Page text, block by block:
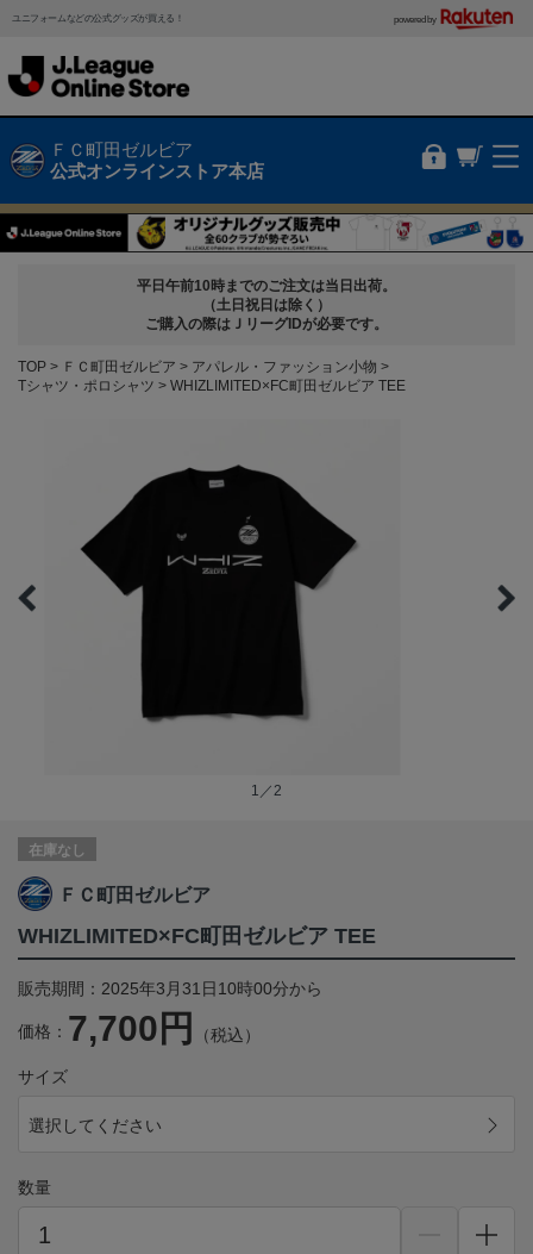
ユニフォームなどの公式グッズが買える！ powered by
ＦＣ町田ゼルビア
公式オンラインストア本店
平日午前10時までのご注文は当日出荷。
（土日祝日は除く）
ご購入の際はＪリーグIDが必要です。
TOP ＦＣ町田ゼルビア
アパレル・ファッション小物
Tシャツ・ポロシャツ
WHIZLIMITED×FC町田ゼルビア TEE
1／2
在庫なし
ＦＣ町田ゼルビア
WHIZLIMITED×FC町田ゼルビア TEE
販売期間：2025年3月31日10時00分から
価格： 7,700円 （税込）
サイズ
選択してください
数量